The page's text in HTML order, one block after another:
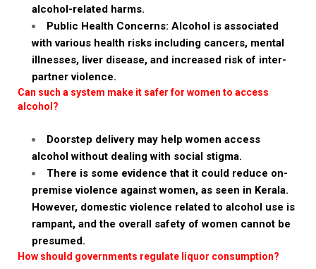
alcohol-related harms.
Public Health Concerns: Alcohol is associated
with various health risks including cancers, mental
illnesses, liver disease, and increased risk of inter-
partner violence.
Can such a system make it safer for women to access
alcohol?
Doorstep delivery may help women access
alcohol without dealing with social stigma.
There is some evidence that it could reduce on-
premise violence against women, as seen in Kerala.
However, domestic violence related to alcohol use is
rampant, and the overall safety of women cannot be
presumed.
How should governments regulate liquor consumption?